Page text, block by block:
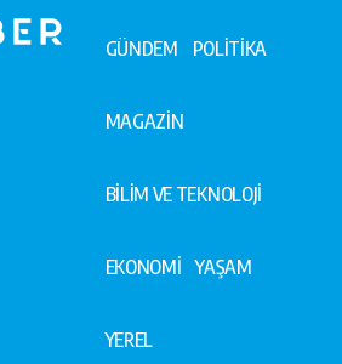
GÜNDEM POLİTİKA
MAGAZİN
BİLİM VE TEKNOLOJİ
EKONOMİ YAŞAM
YEREL